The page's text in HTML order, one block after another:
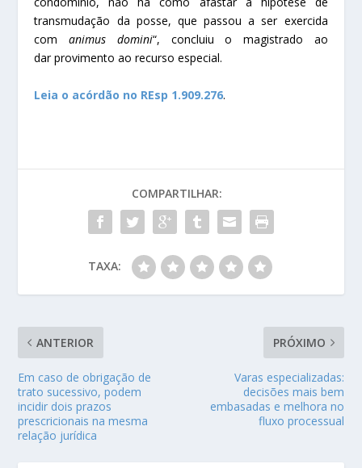
transmudação da posse, que passou a ser exercida
comanimus domini“, concluiu o magistrado ao
darprovimento aorecurso especial.
Leia o acórdão no REsp 1.909.276.
COMPARTILHAR:
TAXA:
ANTERIOR
Em caso de obrigação de
trato sucessivo, podem
incidir dois prazos
prescricionais na mesma
relação jurídica
PRÓXIMO
Varas especializadas:
decisões mais bem
embasadas e melhora no
fluxo processual